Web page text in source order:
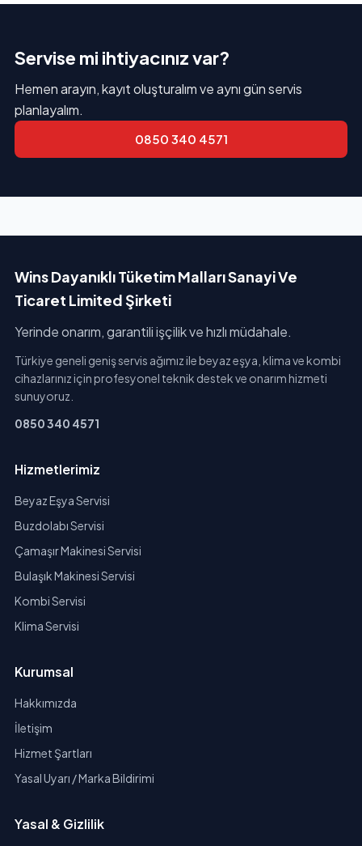
Servise mi ihtiyacınız var?
Hemen arayın, kayıt oluşturalım ve aynı gün servis
planlayalım.
0850 340 4571
Wins Dayanıklı Tüketim Malları Sanayi Ve
Ticaret Limited Şirketi
Yerinde onarım, garantili işçilik ve hızlı müdahale.
Türkiye geneli geniş servis ağımız ile beyaz eşya, klima ve kombi
cihazlarınız için profesyonel teknik destek ve onarım hizmeti
sunuyoruz.
0850 340 4571
Hizmetlerimiz
Beyaz Eşya Servisi
Buzdolabı Servisi
Çamaşır Makinesi Servisi
Bulaşık Makinesi Servisi
Kombi Servisi
Klima Servisi
Kurumsal
Hakkımızda
İletişim
Hizmet Şartları
Yasal Uyarı / Marka Bildirimi
Yasal & Gizlilik